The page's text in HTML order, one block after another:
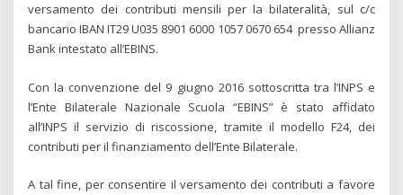
versamento dei contributi mensili per la bilateralità, sul c/c
bancario IBAN IT29 U035 8901 6000 1057 0670 654 presso Allianz
Bank intestato all’EBINS.
Con la convenzione del 9 giugno 2016 sottoscritta tra l’INPS e
l’Ente Bilaterale Nazionale Scuola “EBINS” è stato affidato
all’INPS il servizio di riscossione, tramite il modello F24, dei
contributi per il finanziamento dell’Ente Bilaterale.
A tal fine, per consentire il versamento dei contributi a favore